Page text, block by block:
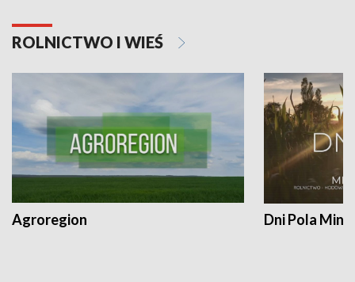
ROLNICTWO I WIEŚ
Agroregion Dni Pola